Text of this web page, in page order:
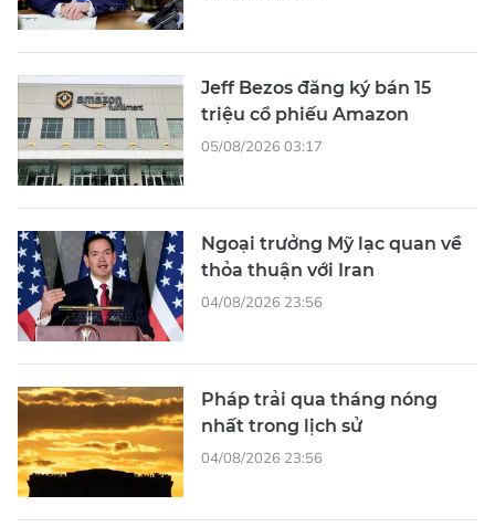
Jeff Bezos đăng ký bán 15
triệu cổ phiếu Amazon
05/08/2026 03:17
Ngoại trưởng Mỹ lạc quan về
thỏa thuận với Iran
04/08/2026 23:56
Pháp trải qua tháng nóng
nhất trong lịch sử
04/08/2026 23:56